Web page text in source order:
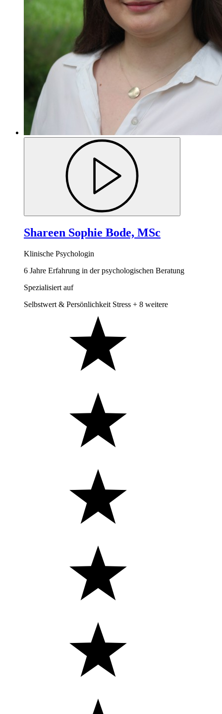
Shareen Sophie Bode, MSc
Klinische Psychologin
6 Jahre Erfahrung in der psychologischen Beratung
Spezialisiert auf
Selbstwert & Persönlichkeit Stress + 8 weitere